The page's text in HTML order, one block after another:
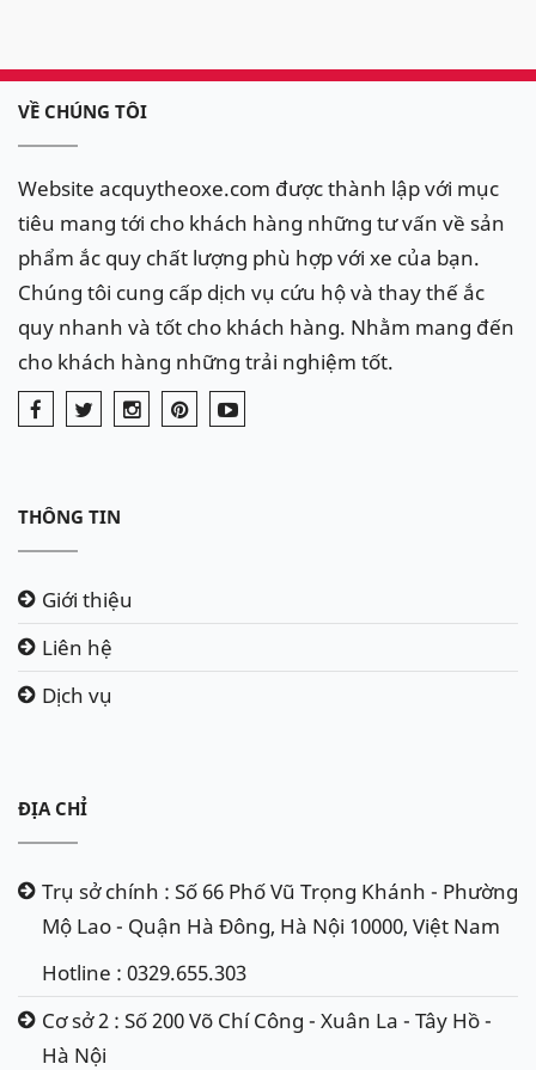
VỀ CHÚNG TÔI
Website acquytheoxe.com được thành lập với mục
tiêu mang tới cho khách hàng những tư vấn về sản
phẩm ắc quy chất lượng phù hợp với xe của bạn.
Chúng tôi cung cấp dịch vụ cứu hộ và thay thế ắc
quy nhanh và tốt cho khách hàng. Nhằm mang đến
cho khách hàng những trải nghiệm tốt.
THÔNG TIN
Giới thiệu
Liên hệ
Dịch vụ
ĐỊA CHỈ
Trụ sở chính : Số 66 Phố Vũ Trọng Khánh - Phường
Mộ Lao - Quận Hà Đông, Hà Nội 10000, Việt Nam
Hotline : 0329.655.303
Cơ sở 2 : Số 200 Võ Chí Công - Xuân La - Tây Hồ -
Hà Nội